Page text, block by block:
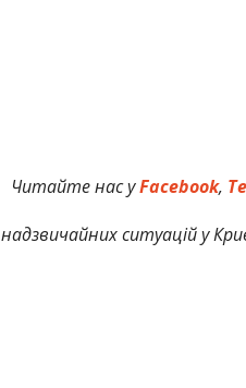
Читайте нас уFacebook,
ситуацій у